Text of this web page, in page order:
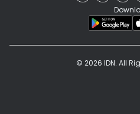
© 2026 IDN. All